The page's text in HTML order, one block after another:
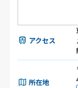
アクセス
所在地